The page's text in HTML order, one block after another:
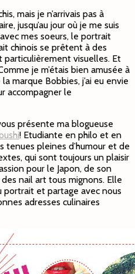
mais je n’arrivais pas à
jusqu’au jour où je me suis
mes soeurs, le portrait
chinois se prêtent à des
particulièrement visuelles. Et
je m’étais bien amusée à
la marque Bobbies, j’ai eu envie
accompagner le
présente ma blogueuse
! Etudiante en philo et en
tenues pleines d’humour et de
qui sont toujours un plaisir
pour le Japon, de son
nail art tous mignons. Elle
portrait et partage avec nous
adresses culinaires